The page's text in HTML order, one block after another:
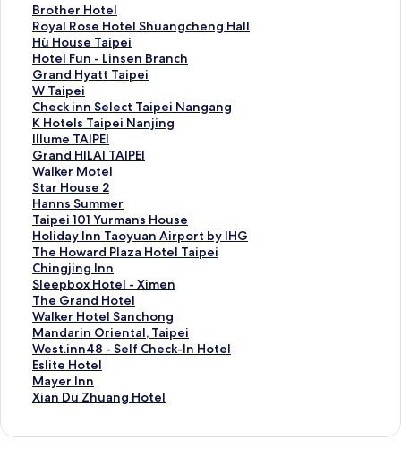
Brother Hotel
B
r
o
t
h
e
r
H
o
t
e
l
的
連
結
Royal Rose Hotel Shuangcheng Hall
R
o
y
a
l
R
o
s
e
H
o
t
e
l
S
h
u
a
n
g
c
h
e
n
Hù House Taipei
H
ù
H
o
u
s
e
T
a
i
p
e
i
的
連
結
Hotel Fun - Linsen Branch
H
o
t
e
l
F
u
n
-
L
i
n
s
e
n
B
r
a
n
c
h
的
Grand Hyatt Taipei
G
r
a
n
d
H
y
a
t
t
T
a
i
p
e
i
的
連
結
W Taipei
W
T
a
i
p
e
i
的
連
結
Check inn Select Taipei Nangang
C
h
e
c
k
i
n
n
S
e
l
e
c
t
T
a
i
p
e
K Hotels Taipei Nanjing
K
H
o
t
e
l
s
T
a
i
p
e
i
N
a
n
j
i
Illume TAIPEI
I
l
l
u
m
e
T
A
I
P
E
I
的
連
結
Grand HILAI TAIPEI
G
r
a
n
d
H
I
L
A
I
T
A
I
P
E
I
Walker Motel
W
a
l
k
e
r
M
o
t
e
l
的
連
結
Star House 2
S
t
a
r
H
o
u
s
e
2
的
連
結
Hanns Summer
H
a
n
n
s
S
u
m
m
e
r
的
連
Taipei 101 Yurmans House
T
a
i
p
e
i
1
0
1
Y
u
r
Holiday Inn Taoyuan Airport by IHG
H
o
l
i
d
a
y
I
n
n
T
The Howard Plaza Hotel Taipei
T
h
e
H
o
w
a
r
d
P
Chingjing Inn
C
h
i
n
g
j
i
n
g
Sleepbox Hotel - Ximen
S
l
e
e
p
b
o
x
The Grand Hotel
T
h
e
G
r
a
n
Walker Hotel Sanchong
W
a
l
k
e
r
Mandarin Oriental, Taipei
M
a
n
d
a
West.inn48 - Self Check-In Hotel
W
e
s
t
Eslite Hotel
E
s
l
Mayer Inn
M
a
Xian Du Zhuang Hotel
X